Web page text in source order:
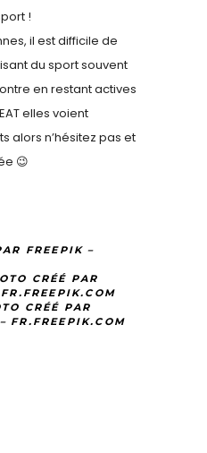
!
il est difficile de
du sport souvent
en restant actives
elles voient
alors n’hésitez pas et
😉
FREEPIK –
CRÉÉ PAR
CRÉÉ PAR
FR.FREEPIK.COM